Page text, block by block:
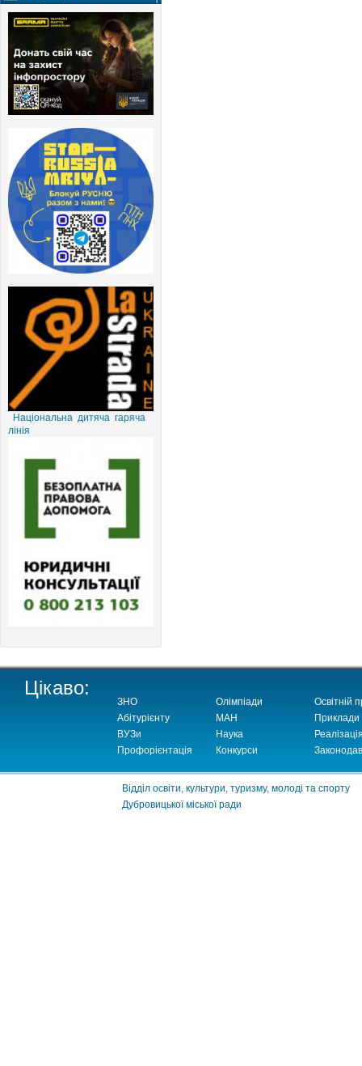
Національна дитяча гаряча
лінія
Цікаво:
ЗНО
Абітурієнту
ВУЗи
Профорієнтація
Олімпіади
МАН
Наука
Конкурси
Освітній
Приклади
Відділ освіти, культури, туризму, молоді та спорту
Дубровицької міської ради